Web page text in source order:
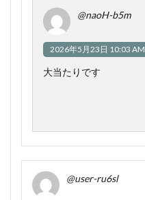
@naoH-b5m
2026年5月23日 10:03 AM
大当たりです
@user-ru6sl